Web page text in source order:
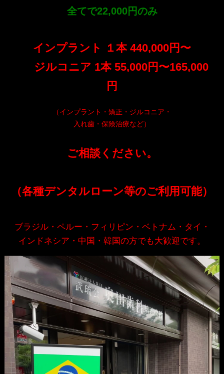
全てで22,000円のみ
インプラント １本 440,000円〜
ジルコニア 1本 55,000円〜165,000
円
（インプラント・矯正・ジルコニア・
入れ歯・保険治療など）
ご相談ください。
（各種デンタルローン等のご利用可能）
ブラジル・ペルー・フィリピン・ベトナム・タイ・
インドネシア・中国・韓国の方でも大歓迎です。